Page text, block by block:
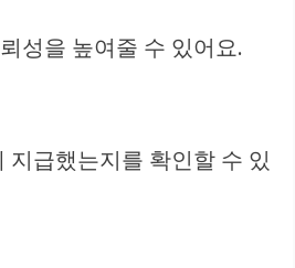
성을 높여줄 수 있어요.
급했는지를 확인할 수 있